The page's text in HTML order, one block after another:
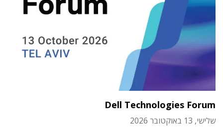
Dell Technologies Forum
שלישי, 13 באוקטובר 2026